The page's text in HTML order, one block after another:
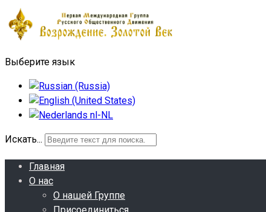
Выберите язык
Искать...
Главная
О нас
О нашей Группе